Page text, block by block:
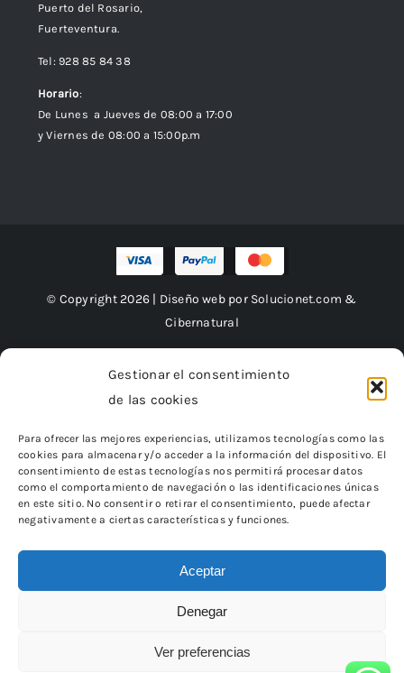
Gestionar el consentimiento
de las cookies
Para ofrecer las mejores experiencias, utilizamos tecnologías como las
cookies para almacenar y/o acceder a la información del dispositivo. El
consentimiento de estas tecnologías nos permitirá procesar datos
como el comportamiento de navegación o las identificaciones únicas
en este sitio. No consentir o retirar el consentimiento, puede afectar
negativamente a ciertas características y funciones.
Aceptar
Denegar
Ver preferencias
Puerto del Rosario,
Fuerteventura.
Tel: 928 85 84 38
Horario:
De Lunes a Jueves de 08:00 a 17:00
y Viernes de 08:00 a 15:00p.m
© Copyright 2026 | Diseño web por Solucionet.com &
Cibernatural
«Financiado por la Unión Europea – NextGenerationEU.
y no reflejan necesariamente los de la Unión Europea o la Comisión
Europea.